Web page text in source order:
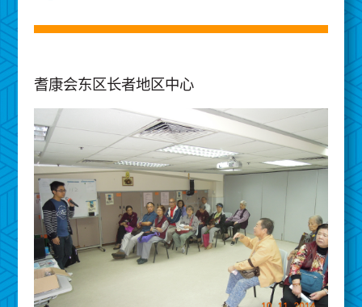
耆康会东区长者地区中心